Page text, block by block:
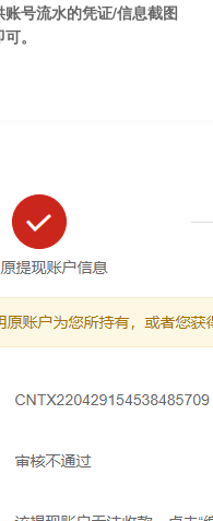
号流水的凭证/信息截图
。